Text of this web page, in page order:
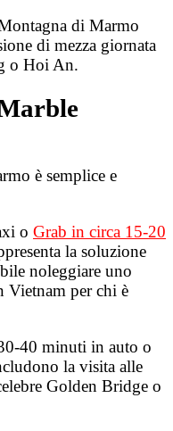
di Marmo
di mezza giornata
o Hoi An.
è semplice e
o Grab in circa 15-20
la soluzione
noleggiare uno
Vietnam per chi è
40 minuti in auto o
la visita alle
Golden Bridge o